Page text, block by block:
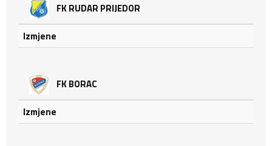
FK RUDAR PRIJEDOR
Izmjene
FK BORAC
Izmjene